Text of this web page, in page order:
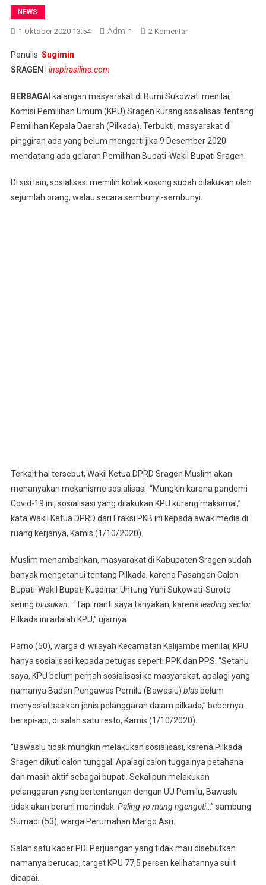
NEWS
1 Oktober 2020 13:54 Admin 2 KomentarPada
Ketua
DPRD
Muslim:
Mungkin
Dampak
Penulis: Sugimin
SRAGEN | inspirasiline.com
BERBAGAI kalangan masyarakat di Bumi Sukowati menilai,
Komisi Pemilihan Umum (KPU) Sragen kurang sosialisasi tentang
Pemilihan Kepala Daerah (Pilkada). Terbukti, masyarakat di
pinggiran ada yang belum mengerti jika 9 Desember 2020
mendatang ada gelaran Pemilihan Bupati-Wakil Bupati Sragen.
Di sisi lain, sosialisasi memilih kotak kosong sudah dilakukan oleh
sejumlah orang, walau secara sembunyi-sembunyi.
Terkait hal tersebut, Wakil Ketua DPRD Sragen Muslim akan
menanyakan mekanisme sosialisasi. “Mungkin karena pandemi
Covid-19 ini, sosialisasi yang dilakukan KPU kurang maksimal,”
kata Wakil Ketua DPRD dari Fraksi PKB ini kepada awak media di
ruang kerjanya, Kamis (1/10/2020).
Muslim menambahkan, masyarakat di Kabupaten Sragen sudah
banyak mengetahui tentang Pilkada, karena Pasangan Calon
Bupati-Wakil Bupati Kusdinar Untung Yuni Sukowati-Suroto
sering blusukan. “Tapi nanti saya tanyakan, karenaleading sector
Pilkada ini adalah KPU,” ujarnya.
Parno (50), warga di wilayah Kecamatan Kalijambe menilai, KPU
hanya sosialisasi kepada petugas seperti PPK dan PPS. “Setahu
saya, KPU belum pernah sosialisasi ke masyarakat, apalagi yang
namanya Badan Pengawas Pemilu (Bawaslu) blasbelum
menyosialisasikan jenis pelanggaran dalam pilkada,” bebernya
berapi-api, di salah satu resto, Kamis (1/10/2020).
“Bawaslu tidak mungkin melakukan sosialisasi, karena Pilkada
Sragen dikuti calon tunggal. Apalagi calon tuggalnya petahana
dan masih aktif sebagai bupati. Sekalipun melakukan
pelanggaran yang bertentangan dengan UU Pemilu, Bawaslu
tidak akan berani menindak. Paling yo mung ngengeti…” sambung
Sumadi (53), warga Perumahan Margo Asri.
Salah satu kader PDI Perjuangan yang tidak mau disebutkan
namanya berucap, target KPU 77,5 persen kelihatannya sulit
dicapai.